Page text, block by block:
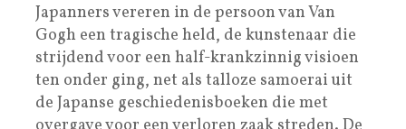
Japanners vereren in de persoon van Van
Gogh een tragische held, de kunstenaar die
strijdend voor een half-krankzinnig visioen
ten onder ging, net als talloze samoerai uit
de Japanse geschiedenisboeken die met